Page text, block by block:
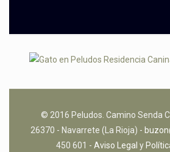
© 2016 Peludos. Camino Senda
26370 - Navarrete (La Rioja) -
450 601 - Aviso Legal y